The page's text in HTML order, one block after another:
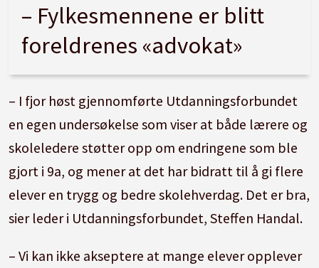
– Fylkesmennene er blitt
foreldrenes «advokat»
– I fjor høst gjennomførte Utdanningsforbundet
en egen undersøkelse som viser at både lærere og
skoleledere støtter opp om endringene som ble
gjort i 9a, og mener at det har bidratt til å gi flere
elever en trygg og bedre skolehverdag. Det er bra,
sier leder i Utdanningsforbundet, Steffen Handal.
– Vi kan ikke akseptere at mange elever opplever